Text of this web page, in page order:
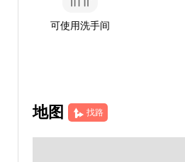
可使用洗手间
地图 找路